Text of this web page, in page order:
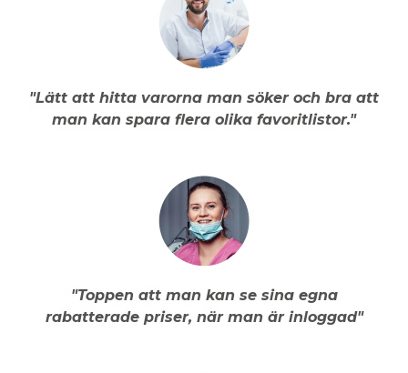
"Lätt att hitta varorna man söker och bra att
man kan spara flera olika favoritlistor."
"Toppen att man kan se sina egna
rabatterade priser, när man är inloggad"